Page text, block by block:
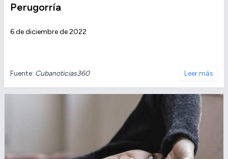
Perugorría
6 de diciembre de 2022
Fuente: Cubanoticias360 Leer más